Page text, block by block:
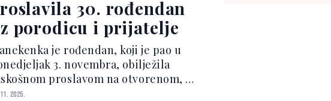
30. rođendan
porodicu i prijatelje
je rođendan, koji je pao u
3. novembra, obilježila
proslavom na otvorenom, a
večer bila je u znaku elegancije i
2025.